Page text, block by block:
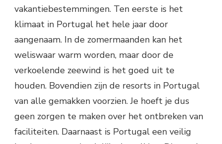
vakantiebestemmingen. Ten eerste is het
klimaat in Portugal het hele jaar door
aangenaam. In de zomermaanden kan het
weliswaar warm worden, maar door de
verkoelende zeewind is het goed uit te
houden. Bovendien zijn de resorts in Portugal
van alle gemakken voorzien. Je hoeft je dus
geen zorgen te maken over het ontbreken van
faciliteiten. Daarnaast is Portugal een veilig